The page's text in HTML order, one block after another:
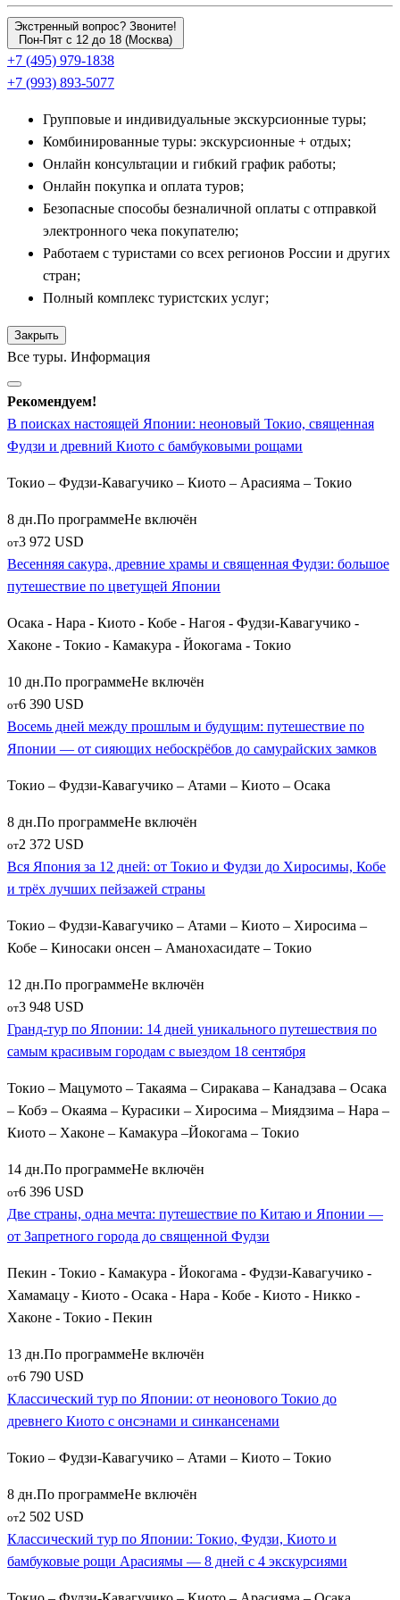
Окаяма
Полным контрастом утонченному Киото выступает яркая,
гастрономическая и торговая
исторического Осакского замка и футуристического здания
Умеда Скай Билдинг. Вечером экскурсионные группы
отправляются на неоновую улицу Дотонбори, чтобы
попробовать знаменитые местные уличные деликатесы:
такояки (шарики с осьминогом) и окономияки. Из Осаки легко
добраться в соседний портовый город
написаниеКобэ), зажатый между морем и горами. Он
всемирно известен своей изысканной премиальной говядиной
кобе-биф, дегустацию которой гид поможет организовать в
аутентичном ресторане.
Углубляясь дальше на запад вдоль побережья внутреннего
моря, индивидуальные маршруты ведут в город
знаменитый своим «Черным замком» и одним из трех
красивейших ландшафтных садов Японии — Кораку-эн.
Совсем рядом расположен очаровательный исторический
амбарами XVII века. Маршрут также может включать поездку
на живописный остров
главные острова страны грандиозными мостами.
Хиросима и Миядзима
опытом станет посещение города
памяти атомной бомбардировки и купола Гэнбаку,
оставленного в разрушенном виде как напоминание о
трагедии. Из Хиросимы на небольшом пароме
Миядзима(официальное название Ицукусима). Визитной
карточкой этого острова являются огромные ритуальные
ворота-тори синтоистского святилища, которые во время
прилива кажутся парящими прямо на зеркальной глади
Скрытые сокровища Японских Альп и
традиционные онсены
Для искушенных путешественников, выбравших
индивидуальный подход или расширенные сборные путевки,
Транспортным и индустриальным хабом для таких поездок
служит технологичнаяНагоя. Отсюда маршруты уходят в
Японские Альпы, где туристов ждут:
Прекрасно сохранившийся деревянный купеческий
городТакаяма
рынками и фестивалями;
Сказочная высокогорная деревняСиракава Го
список ЮНЕСКО за свои уникальные дома «гассё-
дзукури» с крутыми соломенными крышами,
ГородКанадзава — старинный оплот самураев и гейш,
где расположен великолепный замок и грандиозный
ландшафтный сад Кэнроку-эн;
ИсторическийМацумото, главной гордостью которого
старейших сохранившихся деревянных замков страны.
Любителям дикой природы и необычных эко-туров идеально
подойдет префектура
автобусы везут туристов в заповедную долинуДзигокудани
(Адская долина), чтобы своими глазами увидеть знаменитых
Экстренный вопрос? Звоните!
Пон-Пят с 12 до 18 (Москва)
+7 (495) 979-1838
+7 (993) 893-5077
Групповые и индивидуальные экскурсионные туры;
Комбинированные туры: экскурсионные + отдых;
Онлайн консультации и гибкий график работы;
Онлайн покупка и оплата туров;
Безопасные способы безналичной оплаты с отправкой
электронного чека покупателю;
Работаем с туристами со всех регионов России и других
стран;
Полный комплекс туристских услуг;
Закрыть
Все туры. Информация
Рекомендуем!
В поисках настоящей Японии: неоновый Токио, священная
Фудзи и древний Киото с бамбуковыми рощами
Токио – Фудзи-Кавагучико – Киото – Арасияма – Токио
8 дн.По программеНе включён
от3 972 USD
Весенняя сакура, древние храмы и священная Фудзи: большое
путешествие по цветущей Японии
Осака - Нара - Киото - Кобе - Нагоя - Фудзи-Кавагучико -
Хаконе - Токио - Камакура - Йокогама - Токио
10 дн.По программеНе включён
от6 390 USD
Восемь дней между прошлым и будущим: путешествие по
Японии — от сияющих небоскрёбов до самурайских замков
Токио – Фудзи-Кавагучико – Атами – Киото – Осака
8 дн.По программеНе включён
от2 372 USD
Вся Япония за 12 дней: от Токио и Фудзи до Хиросимы, Кобе
и трёх лучших пейзажей страны
Токио – Фудзи-Кавагучико – Атами – Киото – Хиросима –
Кобе – Киносаки онсен – Аманохасидате – Токио
12 дн.По программеНе включён
от3 948 USD
Гранд-тур по Японии: 14 дней уникального путешествия по
самым красивым городам с выездом 18 сентября
Токио – Мацумото – Такаяма – Сиракава – Канадзава – Осака
– Кобэ – Окаяма – Курасики – Хиросима – Миядзима – Нара –
Киото – Хаконе – Камакура –Йокогама – Токио
14 дн.По программеНе включён
от6 396 USD
Две страны, одна мечта: путешествие по Китаю и Японии —
от Запретного города до священной Фудзи
Пекин - Токио - Камакура - Йокогама - Фудзи-Кавагучико -
Хамамацу - Киото - Осака - Нара - Кобе - Киото - Никко -
Хаконе - Токио - Пекин
13 дн.По программеНе включён
от6 790 USD
Классический тур по Японии: от неонового Токио до
древнего Киото с онсэнами и синкансенами
Токио – Фудзи-Кавагучико – Атами – Киото – Токио
8 дн.По программеНе включён
от2 502 USD
Классический тур по Японии: Токио, Фудзи, Киото и
бамбуковые рощи Арасиямы — 8 дней с 4 экскурсиями